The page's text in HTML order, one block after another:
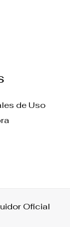
de Uso
Oficial